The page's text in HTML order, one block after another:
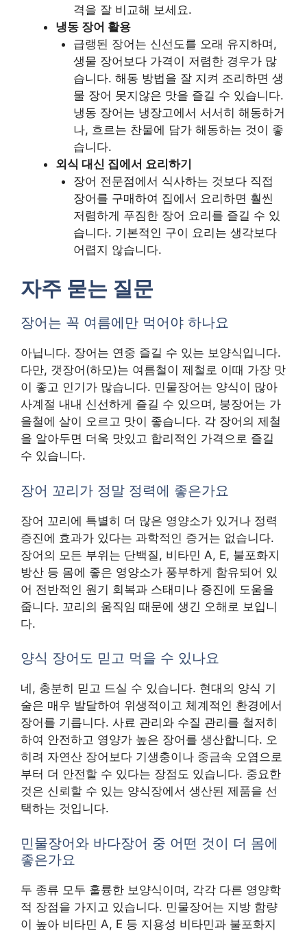
격을 잘 비교해 보세요.
냉동 장어 활용
급랭된 장어는 신선도를 오래 유지하며,
생물 장어보다 가격이 저렴한 경우가 많
습니다. 해동 방법을 잘 지켜 조리하면 생
물 장어 못지않은 맛을 즐길 수 있습니다.
냉동 장어는 냉장고에서 서서히 해동하거
나, 흐르는 찬물에 담가 해동하는 것이 좋
습니다.
외식 대신 집에서 요리하기
장어 전문점에서 식사하는 것보다 직접
장어를 구매하여 집에서 요리하면 훨씬
저렴하게 푸짐한 장어 요리를 즐길 수 있
습니다. 기본적인 구이 요리는 생각보다
어렵지 않습니다.
자주 묻는 질문
장어는 꼭 여름에만 먹어야 하나요
아닙니다. 장어는 연중 즐길 수 있는 보양식입니다.
다만, 갯장어(하모)는 여름철이 제철로 이때 가장 맛
이 좋고 인기가 많습니다. 민물장어는 양식이 많아
사계절 내내 신선하게 즐길 수 있으며, 붕장어는 가
을철에 살이 오르고 맛이 좋습니다. 각 장어의 제철
을 알아두면 더욱 맛있고 합리적인 가격으로 즐길
수 있습니다.
장어 꼬리가 정말 정력에 좋은가요
장어 꼬리에 특별히 더 많은 영양소가 있거나 정력
증진에 효과가 있다는 과학적인 증거는 없습니다.
장어의 모든 부위는 단백질, 비타민 A, E, 불포화지
방산 등 몸에 좋은 영양소가 풍부하게 함유되어 있
어 전반적인 원기 회복과 스태미나 증진에 도움을
줍니다. 꼬리의 움직임 때문에 생긴 오해로 보입니
다.
양식 장어도 믿고 먹을 수 있나요
네, 충분히 믿고 드실 수 있습니다. 현대의 양식 기
술은 매우 발달하여 위생적이고 체계적인 환경에서
장어를 기릅니다. 사료 관리와 수질 관리를 철저히
하여 안전하고 영양가 높은 장어를 생산합니다. 오
히려 자연산 장어보다 기생충이나 중금속 오염으로
부터 더 안전할 수 있다는 장점도 있습니다. 중요한
것은 신뢰할 수 있는 양식장에서 생산된 제품을 선
택하는 것입니다.
민물장어와 바다장어 중 어떤 것이 더 몸에
좋은가요
두 종류 모두 훌륭한 보양식이며, 각각 다른 영양학
적 장점을 가지고 있습니다. 민물장어는 지방 함량
이 높아 비타민 A, E 등 지용성 비타민과 불포화지